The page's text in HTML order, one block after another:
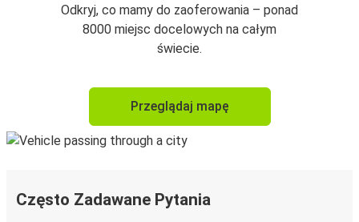
Odkryj, co mamy do zaoferowania – ponad
8000 miejsc docelowych na całym
świecie.
Przeglądaj mapę
Często Zadawane Pytania